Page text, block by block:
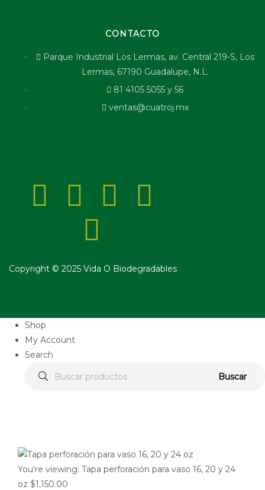
CONTACTO
Parque Industrial Los Lermas, av. Central 219-S, Los
Lermas, 67190 Guadalupe, N.L.
81 4105 5055 y 56
ventas@cuatroj.mx
Copyright © 2025 Vida O Biodegradables
Shop
My Account
Search
Buscar
You're viewing: Tapa perforación para vaso 16, 20 y 24
oz $1,150.00